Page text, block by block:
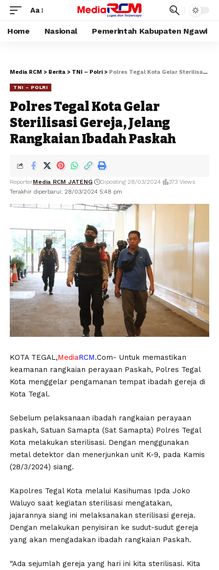
Aa
Home Nasional Pemerintah Kabupaten Ngawi
Media RCM > Berita > TNI – Polri > Polres Tegal Kota Gelar Sterilisasi Gereja, Jelang Rangkaian Ibadah Paskah
TNI – POLRI
Polres Tegal Kota Gelar
Sterilisasi Gereja, Jelang
Rangkaian Ibadah Paskah
Terakhir diperbarui: 28/03/2024 5:48 pm
ReporterMedia RCM JATENG Diposting 28/03/2024 373 Views
KOTA TEGAL,MediaRCM.Com- Untuk memastikan
keamanan rangkaian perayaan Paskah, Polres Tegal
Kota menggelar pengamanan tempat ibadah gereja di
Kota Tegal.
Sebelum pelaksanaan ibadah rangkaian perayaan
paskah, Satuan Samapta (Sat Samapta) Polres Tegal
Kota melakukan sterilisasi. Dengan menggunakan
metal detektor dan menerjunkan unit K-9, pada Kamis
(28/3/2024) siang.
Kapolres Tegal Kota melalui Kasihumas Ipda Joko
Waluyo saat kegiatan sterilisasi mengatakan,
jajarannya siang ini melaksanakan sterilisasi gereja.
Dengan melakukan penyisiran ke sudut-sudut gereja
yang akan mengadakan ibadah rangkaian Paskah.
“Ada sejumlah gereja yang hari ini kita sterilisasi. Kita